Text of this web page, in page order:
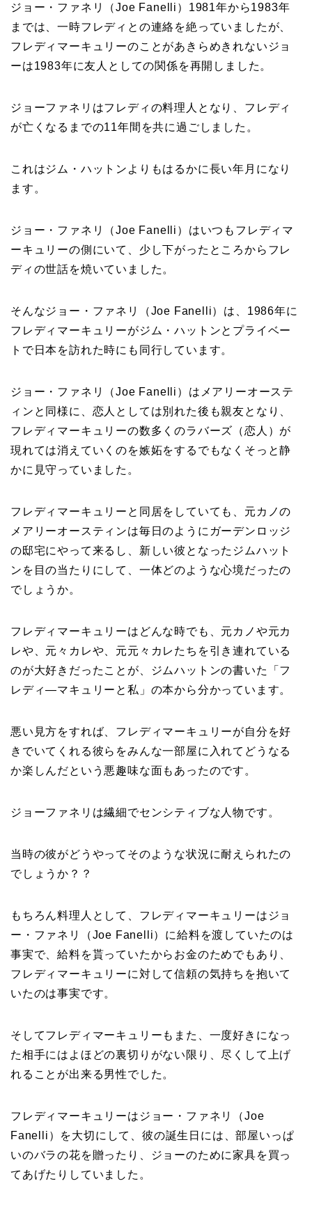
ジョー・ファネリ（Joe Fanelli）1981年から1983年
までは、一時フレディとの連絡を絶っていましたが、
フレディマーキュリーのことがあきらめきれないジョ
ーは1983年に友人としての関係を再開しました。
ジョーファネリはフレディの料理人となり、フレディ
が亡くなるまでの11年間を共に過ごしました。
これはジム・ハットンよりもはるかに長い年月になり
ます。
ジョー・ファネリ（Joe Fanelli）はいつもフレディマ
ーキュリーの側にいて、少し下がったところからフレ
ディの世話を焼いていました。
そんなジョー・ファネリ（Joe Fanelli）は、1986年に
フレディマーキュリーがジム・ハットンとプライベー
トで日本を訪れた時にも同行しています。
ジョー・ファネリ（Joe Fanelli）はメアリーオーステ
ィンと同様に、恋人としては別れた後も親友となり、
フレディマーキュリーの数多くのラバーズ（恋人）が
現れては消えていくのを嫉妬をするでもなくそっと静
かに見守っていました。
フレディマーキュリーと同居をしていても、元カノの
メアリーオースティンは毎日のようにガーデンロッジ
の邸宅にやって来るし、新しい彼となったジムハット
ンを目の当たりにして、一体どのような心境だったの
でしょうか。
フレディマーキュリーはどんな時でも、元カノや元カ
レや、元々カレや、元元々カレたちを引き連れている
のが大好きだったことが、ジムハットンの書いた「フ
レディ―マキュリーと私」の本から分かっています。
悪い見方をすれば、フレディマーキュリーが自分を好
きでいてくれる彼らをみんな一部屋に入れてどうなる
か楽しんだという悪趣味な面もあったのです。
ジョーファネリは繊細でセンシティブな人物です。
当時の彼がどうやってそのような状況に耐えられたの
でしょうか？？
もちろん料理人として、フレディマーキュリーはジョ
ー・ファネリ（Joe Fanelli）に給料を渡していたのは
事実で、給料を貰っていたからお金のためでもあり、
フレディマーキュリーに対して信頼の気持ちを抱いて
いたのは事実です。
そしてフレディマーキュリーもまた、一度好きになっ
た相手にはよほどの裏切りがない限り、尽くして上げ
れることが出来る男性でした。
フレディマーキュリーはジョー・ファネリ（Joe
Fanelli）を大切にして、彼の誕生日には、部屋いっぱ
いのバラの花を贈ったり、ジョーのために家具を買っ
てあげたりしていました。